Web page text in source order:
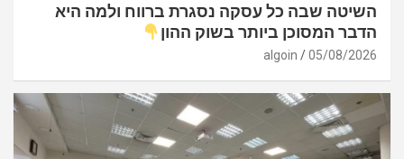
השיטה שבה כל עסקה נסגרת ברווח ולמה היא
הדבר המסוכן ביותר בשוק ההון
05/08/2026
algoin